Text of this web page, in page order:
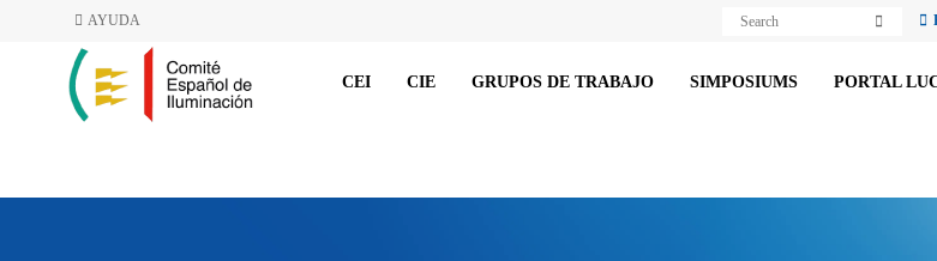
AYUDA
c
S
c
h
CEI CIE GRUPOS DE TRABAJO SIMPOSIUMS PORTAL